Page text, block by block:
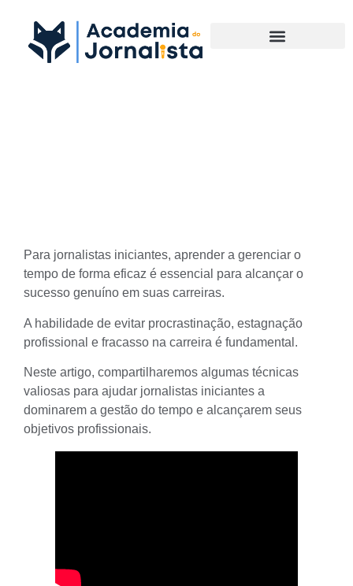
Para jornalistas iniciantes, aprender a gerenciar o
tempo de forma eficaz é essencial para alcançar o
sucesso genuíno em suas carreiras.
A habilidade de evitar procrastinação, estagnação
profissional e fracasso na carreira é fundamental.
Neste artigo, compartilharemos algumas técnicas
valiosas para ajudar jornalistas iniciantes a
dominarem a gestão do tempo e alcançarem seus
objetivos profissionais.